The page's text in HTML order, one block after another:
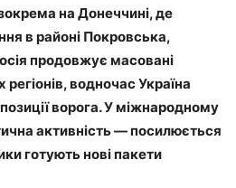
на Донеччині, де
в районі Покровська,
продовжує масовані
водночас Україна
ворога. У міжнародному
активність — посилюється
готують нові пакети